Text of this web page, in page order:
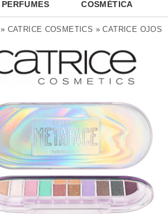
PERFUMES COSMÉTICA
» CATRICE COSMETICS »CATRICE OJOS